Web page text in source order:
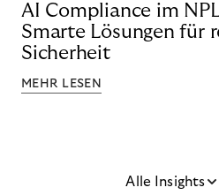
AI Compliance im
Smarte Lösungen für
Sicherheit
MEHR LESEN
Alle Insights